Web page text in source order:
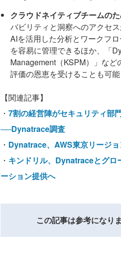
クラウドネイティブチームの
バビリティと洞察へのアクセ
AIを活用した分析とワークフ
を容易に管理できるほか、「
Management（KSPM）」な
評価の恩恵を受けることも可能
【関連記事】
・ 7割の経営陣がセキュリティ部
──Dynatrace調査
・ Dynatrace、AWS東京リージ
・ キンドリル、Dynatraceとグ
ーション提供へ
この記事は参考になり